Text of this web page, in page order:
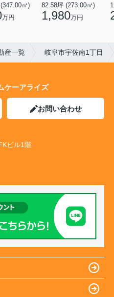
㎡)
万円
82.58坪 (273.00㎡)
1,980万円
産一覧 岐阜市宇佐南1丁目
ケーアライズ
お問い合わせ
ビル1階